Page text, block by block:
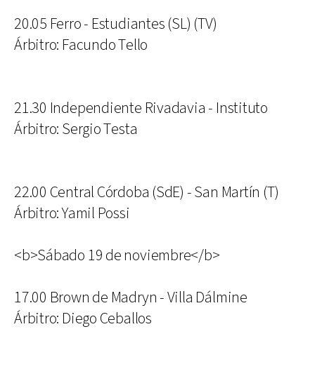
20.05 Ferro - Estudiantes (SL) (TV)
Árbitro: Facundo Tello
21.30 Independiente Rivadavia - Instituto
Árbitro: Sergio Testa
22.00 Central Córdoba (SdE) - San Martín (T)
Árbitro: Yamil Possi
<b>Sábado 19 de noviembre</b>
17.00 Brown de Madryn - Villa Dálmine
Árbitro: Diego Ceballos